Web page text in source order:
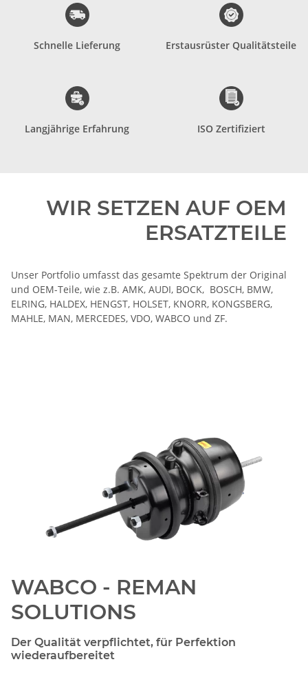
Schnelle Lieferung
Partnerspediteure, auf
zählen.
Erstausrüster Qualitätsteile
zahlreichen OEM
im Aftermarket etabliert.
Langjährige Erfahrung
Unsere Firmengeschichte
Jahren Berufserfahrung auf.
ISO Zertifiziert
bestimmter Anforderungen
Zertifiziert.
WIR SETZEN AUF OEM
ERSATZTEILE
Unser Portfolio umfasst das gesamte Spektrum der Original
und OEM-Teile, wie z.B. AMK, AUDI, BOCK, BOSCH, BMW,
ELRING, HALDEX, HENGST, HOLSET, KNORR, KONGSBERG,
MAHLE, MAN, MERCEDES, VDO, WABCO und ZF.
WABCO - REMAN
SOLUTIONS
Der Qualität verpflichtet, für Perfektion
wiederaufbereitet